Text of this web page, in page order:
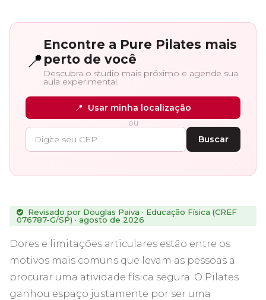
📍
Encontre a Pure Pilates mais
perto de você
Descubra o studio mais próximo e agende sua
aula experimental.
📍 Usar minha localização
ou
Buscar
Revisado por Douglas Paiva · Educação Física (CREF
076787-G/SP) · agosto de 2026
Dores e limitações articulares estão entre os
motivos mais comuns que levam as pessoas a
procurar uma atividade física segura. O Pilates
ganhou espaço justamente por ser uma